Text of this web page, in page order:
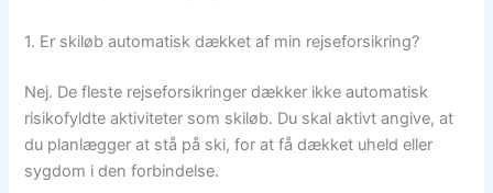
1. Er skiløb automatisk dækket af min rejseforsikring?
Nej. De fleste rejseforsikringer dækker ikke automatisk
risikofyldte aktiviteter som skiløb. Du skal aktivt angive, at
du planlægger at stå på ski, for at få dækket uheld eller
sygdom i den forbindelse.